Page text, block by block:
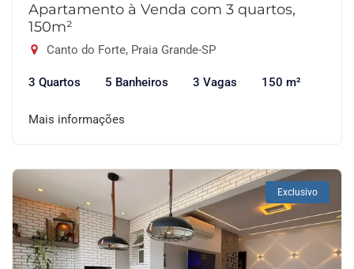
Apartamento à Venda com 3 quartos,
150m²
Canto do Forte, Praia Grande-SP
3 Quartos 5 Banheiros 3 Vagas 150 m²
Mais informações
Exclusivo